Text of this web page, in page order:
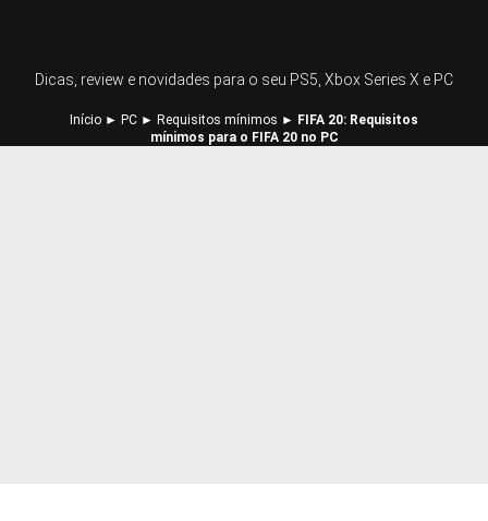
Dicas, review e novidades para o seu PS5, Xbox Series X e PC
Início ► PC ► Requisitos mínimos ► FIFA 20: Requisitos
mínimos para o FIFA 20 no PC